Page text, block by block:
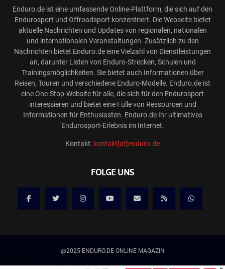
Enduro.de ist eine umfassende Online-Plattform, die sich auf den
Endurosport und Offroadsport konzentriert. Die Webseite bietet
aktuelle Nachrichten und Updates von regionalen, nationalen
und internationalen Veranstaltungen. Zusätzlich zu den
Nachrichten bietet Enduro.de eine Vielzahl von Dienstleistungen
an, darunter Listen von Enduro-Strecken, Schulen und
Trainingsmöglichkeiten. Sie bietet auch Informationen über
Reisen, Touren und verschiedene Enduro-Modelle. Enduro.de ist
eine One-Stop-Website für alle, die sich für den Endurosport
interessieren und bietet eine Fülle von Ressourcen und
Informationen für Enthusiasten. Enduro.de Ihr ultimatives
Endurosport-Erlebnis im Internet.
Kontakt: kontakt[at]enduro.de
FOLGE UNS
@2025 ENDURO.DE ONLINE MAGAZIN